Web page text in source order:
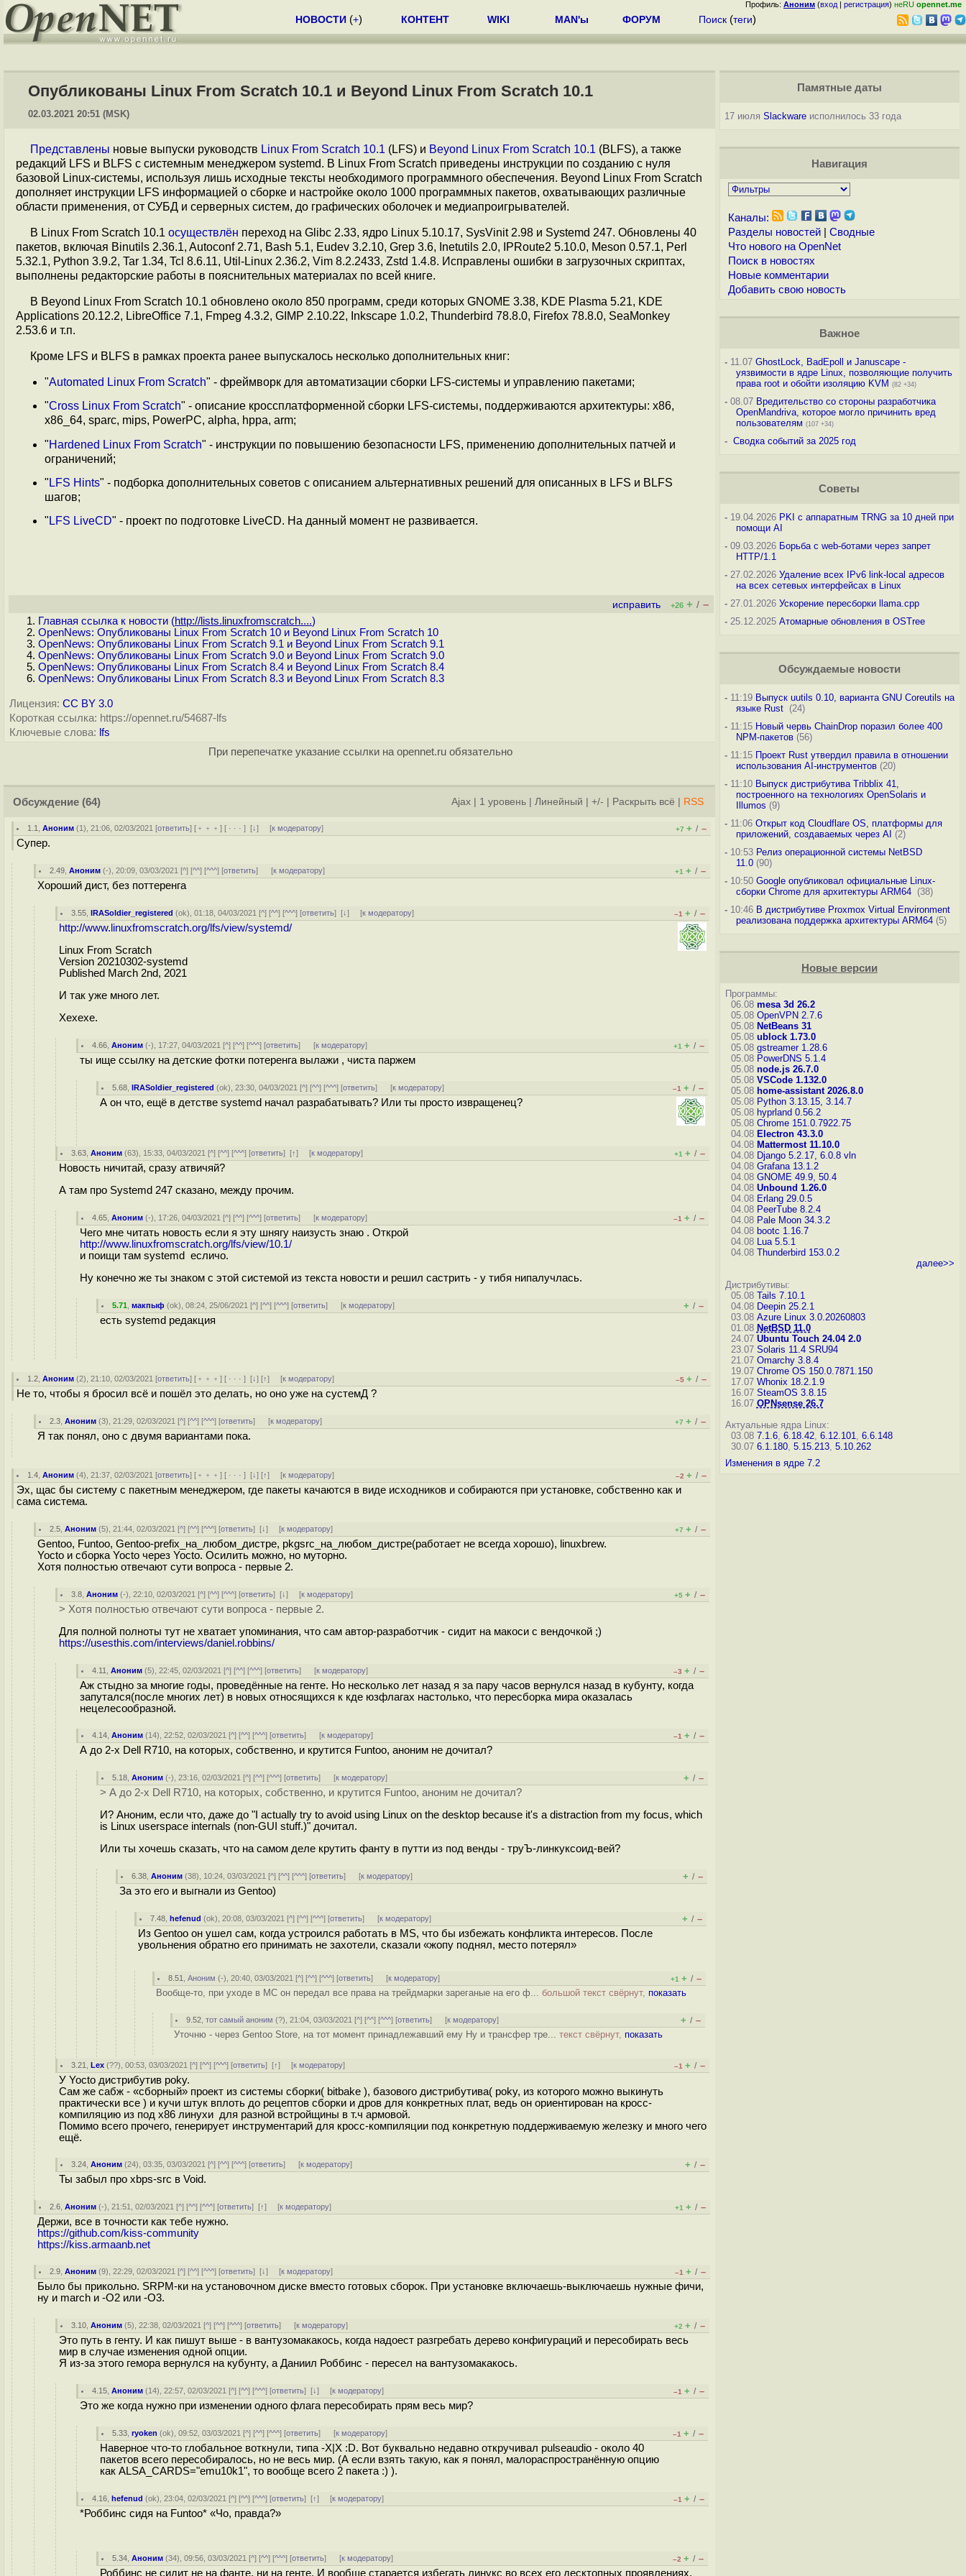
Профиль: Аноним (вход | регистрация) неRU opennet.me
НОВОСТИ (+) КОНТЕНТ WIKI MAN'ы ФОРУМ Поиск (теги)
Опубликованы Linux From Scratch 10.1 и Beyond Linux From Scratch 10.1
02.03.2021 20:51 (MSK)
Представлены новые выпуски руководств Linux From Scratch 10.1 (LFS) и Beyond Linux From Scratch 10.1 (BLFS), а также
редакций LFS и BLFS с системным менеджером systemd. В Linux From Scratch приведены инструкции по созданию с нуля
базовой Linux-системы, используя лишь исходные тексты необходимого программного обеспечения. Beyond Linux From Scratch
дополняет инструкции LFS информацией о сборке и настройке около 1000 программных пакетов, охватывающих различные
области применения, от СУБД и серверных систем, до графических оболочек и медиапроигрывателей.
В Linux From Scratch 10.1 осуществлён переход на Glibc 2.33, ядро Linux 5.10.17, SysVinit 2.98 и Systemd 247. Обновлены 40
пакетов, включая Binutils 2.36.1, Autoconf 2.71, Bash 5.1, Eudev 3.2.10, Grep 3.6, Inetutils 2.0, IPRoute2 5.10.0, Meson 0.57.1, Perl
5.32.1, Python 3.9.2, Tar 1.34, Tcl 8.6.11, Util-Linux 2.36.2, Vim 8.2.2433, Zstd 1.4.8. Исправлены ошибки в загрузочных скриптах,
выполнены редакторские работы в пояснительных материалах по всей книге.
В Beyond Linux From Scratch 10.1 обновлено около 850 программ, среди которых GNOME 3.38, KDE Plasma 5.21, KDE
Applications 20.12.2, LibreOffice 7.1, Fmpeg 4.3.2, GIMP 2.10.22, Inkscape 1.0.2, Thunderbird 78.8.0, Firefox 78.8.0, SeaMonkey
2.53.6 и т.п.
Кроме LFS и BLFS в рамках проекта ранее выпускалось несколько дополнительных книг:
"Automated Linux From Scratch" - фреймворк для автоматизации сборки LFS-системы и управлению пакетами;
"Cross Linux From Scratch" - описание кроссплатформенной сборки LFS-системы, поддерживаются архитектуры: x86,
x86_64, sparc, mips, PowerPC, alpha, hppa, arm;
"Hardened Linux From Scratch" - инструкции по повышению безопасности LFS, применению дополнительных патчей и
ограничений;
" LFS Hints" - подборка дополнительных советов с описанием альтернативных решений для описанных в LFS и BLFS
шагов;
" LFS LiveCD" - проект по подготовке LiveCD. На данный момент не развивается.
исправить +26 + / –
Главная ссылка к новости (http://lists.linuxfromscratch....)
OpenNews: Опубликованы Linux From Scratch 10 и Beyond Linux From Scratch 10
OpenNews: Опубликованы Linux From Scratch 9.1 и Beyond Linux From Scratch 9.1
OpenNews: Опубликованы Linux From Scratch 9.0 и Beyond Linux From Scratch 9.0
OpenNews: Опубликованы Linux From Scratch 8.4 и Beyond Linux From Scratch 8.4
OpenNews: Опубликованы Linux From Scratch 8.3 и Beyond Linux From Scratch 8.3
Лицензия: CC BY 3.0
Короткая ссылка: https://opennet.ru/54687-lfs
Ключевые слова: lfs
При перепечатке указание ссылки на opennet.ru обязательно
Обсуждение (64) Ajax 1 уровень Линейный +/- Раскрыть всё RSS
1.1 ,Аноним (1), 21:06, 02/03/2021 [ответить] [ ﹢﹢﹢] [ · · ·][↓] [к модератору] +7 + / –
Супер.
2.49 ,Аноним (-), 20:09, 03/03/2021 [^] [^^] [^^^] [ответить] [к модератору] +1 + / –
Хороший дист, без поттеренга
3.55 ,IRASoldier_registered (ok), 01:18, 04/03/2021 [^] [^^] [^^^] [ответить][↓] [к модератору] –1 + / –
http://www.linuxfromscratch.org/lfs/view/systemd/
Linux From Scratch
Version 20210302-systemd
Published March 2nd, 2021
И так уже много лет.
Хехехе.
4.66 ,Аноним (-), 17:27, 04/03/2021 [^] [^^] [^^^] [ответить] [к модератору] +1 + / –
ты ище ссылку на детские фотки потеренга вылажи , чиста паржем
5.68 ,IRASoldier_registered (ok), 23:30, 04/03/2021 [^] [^^] [^^^] [ответить] [к модератору] –1 + / –
А он что, ещё в детстве systemd начал разрабатывать? Или ты просто извращенец?
3.63 ,Аноним (63), 15:33, 04/03/2021 [^] [^^] [^^^] [ответить][↑] [к модератору] +1 + / –
Новость ничитай, сразу атвичяй?
А там про Systemd 247 сказано, между прочим.
4.65 ,Аноним (-), 17:26, 04/03/2021 [^] [^^] [^^^] [ответить] [к модератору] –1 + / –
Чего мне читать новость если я эту шнягу наизусть знаю . Открой
http://www.linuxfromscratch.org/lfs/view/10.1/
и поищи там systemd есличо.
Ну конечно же ты знаком с этой системой из текста новости и решил састрить - у тибя нипалучлась.
5.71 ,макпыф (ok), 08:24, 25/06/2021 [^] [^^] [^^^] [ответить] [к модератору] + / –
есть systemd редакция
1.2 ,Аноним (2), 21:10, 02/03/2021 [ответить] [ ﹢﹢﹢] [ · · ·][↓] [↑] [к модератору] –5 + / –
Не то, чтобы я бросил всё и пошёл это делать, но оно уже на сустемД ?
2.3 ,Аноним (3), 21:29, 02/03/2021 [^] [^^] [^^^] [ответить] [к модератору] +7 + / –
Я так понял, оно с двумя вариантами пока.
1.4 ,Аноним (4), 21:37, 02/03/2021 [ответить] [ ﹢﹢﹢] [ · · ·][↓] [↑] [к модератору] –2 + / –
Эх, щас бы систему с пакетным менеджером, где пакеты качаются в виде исходников и собираются при установке, собственно как и
сама система.
2.5 ,Аноним (5), 21:44, 02/03/2021 [^] [^^] [^^^] [ответить][↓] [к модератору] +7 + / –
Gentoo, Funtoo, Gentoo-prefix_на_любом_дистре, pkgsrc_на_любом_дистре(работает не всегда хорошо), linuxbrew.
Yocto и сборка Yocto через Yocto. Осилить можно, но муторно.
Хотя полностью отвечают сути вопроса - первые 2.
3.8 ,Аноним (-), 22:10, 02/03/2021 [^] [^^] [^^^] [ответить][↓] [к модератору] +5 + / –
> Хотя полностью отвечают сути вопроса - первые 2.
Для полной полноты тут не хватает упоминания, что сам автор-разработчик - сидит на макоси с вендочкой ;)
https://usesthis.com/interviews/daniel.robbins/
4.11 ,Аноним (5), 22:45, 02/03/2021 [^] [^^] [^^^] [ответить] [к модератору] –3 + / –
Аж стыдно за многие годы, проведённые на генте. Но несколько лет назад я за пару часов вернулся назад в кубунту, когда
запутался(после многих лет) в новых относящихся к кде юзфлагах настолько, что пересборка мира оказалась
нецелесообразной.
4.14 ,Аноним (14), 22:52, 02/03/2021 [^] [^^] [^^^] [ответить] [к модератору] –1 + / –
А до 2-х Dell R710, на которых, собственно, и крутится Funtoo, аноним не дочитал?
5.18 ,Аноним (-), 23:16, 02/03/2021 [^] [^^] [^^^] [ответить] [к модератору] + / –
> А до 2-х Dell R710, на которых, собственно, и крутится Funtoo, аноним не дочитал?
И? Аноним, если что, даже до "I actually try to avoid using Linux on the desktop because it's a distraction from my focus, which
is Linux userspace internals (non-GUI stuff.)" дочитал.
Или ты хочешь сказать, что на самом деле крутить фанту в путти из под венды - труЪ-линкуксоид-вей?
6.38 ,Аноним (38), 10:24, 03/03/2021 [^] [^^] [^^^] [ответить] [к модератору] + / –
За это его и выгнали из Gentoo)
7.48 ,hefenud (ok), 20:08, 03/03/2021 [^] [^^] [^^^] [ответить] [к модератору] + / –
Из Gentoo он ушел сам, когда устроился работать в MS, что бы избежать конфликта интересов. После
увольнения обратно его принимать не захотели, сказали «жопу поднял, место потерял»
8.51 ,Аноним (-), 20:40, 03/03/2021 [^] [^^] [^^^] [ответить] [к модератору] +1 + / –
Вообще-то, при уходе в МС он передал все права на трейдмарки зареганые на его ф... большой текст свёрнут, показать
9.52 ,тот самый аноним (?), 21:04, 03/03/2021 [^] [^^] [^^^] [ответить] [к модератору] + / –
Уточню - через Gentoo Store, на тот момент принадлежавший ему Ну и трансфер тре... текст свёрнут, показать
3.21 ,Lex (??), 00:53, 03/03/2021 [^] [^^] [^^^] [ответить][↑] [к модератору] –1 + / –
У Yocto дистрибутив poky.
Сам же сабж - «сборный» проект из системы сборки( bitbake ), базового дистрибутива( poky, из которого можно выкинуть
практически все ) и кучи штук вплоть до рецептов сборки и дров для конкретных плат, ведь он ориентирован на кросс-
компиляцию из под х86 линухи для разной встройщины в т.ч армовой.
Помимо всего прочего, генерирует инструментарий для кросс-компиляции под конкретную поддерживаемую железку и много чего
ещё.
3.24 ,Аноним (24), 03:35, 03/03/2021 [^] [^^] [^^^] [ответить] [к модератору] + / –
Ты забыл про xbps-src в Void.
2.6 ,Аноним (-), 21:51, 02/03/2021 [^] [^^] [^^^] [ответить][↑] [к модератору] +1 + / –
Держи, все в точности как тебе нужно.
https://github.com/kiss-community
https://kiss.armaanb.net
2.9 ,Аноним (9), 22:29, 02/03/2021 [^] [^^] [^^^] [ответить][↓] [к модератору] –1 + / –
Было бы прикольно. SRPM-ки на установочном диске вместо готовых сборок. При установке включаешь-выключаешь нужные фичи,
ну и march и -O2 или -O3.
3.10 ,Аноним (5), 22:38, 02/03/2021 [^] [^^] [^^^] [ответить] [к модератору] +2 + / –
Это путь в генту. И как пишут выше - в вантузомакакось, когда надоест разгребать дерево конфигураций и пересобирать весь
мир в случае изменения одной опции.
Я из-за этого гемора вернулся на кубунту, а Даниил Роббинс - пересел на вантузомакакось.
4.15 ,Аноним (14), 22:57, 02/03/2021 [^] [^^] [^^^] [ответить][↓] [к модератору] –1 + / –
Это же когда нужно при изменении одного флага пересобирать прям весь мир?
5.33 ,ryoken (ok), 09:52, 03/03/2021 [^] [^^] [^^^] [ответить] [к модератору] –1 + / –
Наверное что-то глобальное воткнули, типа -X|X :D. Вот буквально недавно откручивал pulseaudio - около 40
пакетов всего пересобиралось, но не весь мир. (А если взять такую, как я понял, малораспространённую опцию
как ALSA_CARDS="emu10k1", то вообще всего 2 пакета :) ).
4.16 ,hefenud (ok), 23:04, 02/03/2021 [^] [^^] [^^^] [ответить][↑] [к модератору] –1 + / –
*Роббинс сидя на Funtoo* «Чо, правда?»
5.34 ,Аноним (34), 09:56, 03/03/2021 [^] [^^] [^^^] [ответить] [к модератору] –2 + / –
Роббинс не сидит не на фанте, ни на генте. И вообще старается избегать линукс во всех его десктопных проявлениях.
Памятные даты
17 июля Slackwareисполнилось 33 года
Навигация
Каналы:
Разделы новостей| Сводные
Что нового на OpenNet
Поиск в новостях
Новые комментарии
Добавить свою новость
Важное
-11.07 GhostLock, BadEpoll и Januscape -
уязвимости в ядре Linux, позволяющие получить
права root и обойти изоляцию KVM (82 +34)
-08.07 Вредительство со стороны разработчика
OpenMandriva, которое могло причинить вред
пользователям (107 +34)
- Сводка событий за 2025 год
Советы
-19.04.2026 PKI с аппаратным TRNG за 10 дней при
помощи AI
-09.03.2026 Борьба с web-ботами через запрет
HTTP/1.1
-27.02.2026 Удаление всех IPv6 link-local адресов
на всех сетевых интерфейсах в Linux
-27.01.2026 Ускорение пересборки llama.cpp
-25.12.2025 Атомарные обновления в OSTree
Обсуждаемые новости
-11:19 Выпуск uutils 0.10, варианта GNU Coreutils на
языке Rust (24)
-11:15 Новый червь ChainDrop поразил более 400
NPM-пакетов(56)
-11:15 Проект Rust утвердил правила в отношении
использования AI-инструментов(20)
-11:10 Выпуск дистрибутива Tribblix 41,
построенного на технологиях OpenSolaris и
Illumos (9)
-11:06 Открыт код Cloudflare OS, платформы для
приложений, создаваемых через AI (2)
-10:53 Релиз операционной системы NetBSD
11.0(90)
-10:50 Google опубликовал официальные Linux-
сборки Chrome для архитектуры ARM64 (38)
-10:46 В дистрибутиве Proxmox Virtual Environment
реализована поддержка архитектуры ARM64(5)
Новые версии
Программы:
06.08 mesa 3d 26.2
05.08 OpenVPN 2.7.6
05.08 NetBeans 31
05.08 ublock 1.73.0
05.08 gstreamer 1.28.6
05.08 PowerDNS 5.1.4
05.08 node.js 26.7.0
05.08 VSCode 1.132.0
05.08 home-assistant 2026.8.0
05.08 Python 3.13.15, 3.14.7
05.08 hyprland 0.56.2
05.08 Chrome 151.0.7922.75
04.08 Electron 43.3.0
04.08 Mattermost 11.10.0
04.08 Django 5.2.17, 6.0.8 vln
04.08 Grafana 13.1.2
04.08 GNOME 49.9, 50.4
04.08 Unbound 1.26.0
04.08 Erlang 29.0.5
04.08 PeerTube 8.2.4
04.08 Pale Moon 34.3.2
04.08 bootc 1.16.7
04.08 Lua 5.5.1
04.08 Thunderbird 153.0.2
далее>>
Дистрибутивы:
05.08 Tails 7.10.1
04.08 Deepin 25.2.1
03.08 Azure Linux 3.0.20260803
01.08 NetBSD 11.0
24.07 Ubuntu Touch 24.04 2.0
23.07 Solaris 11.4 SRU94
21.07 Omarchy 3.8.4
19.07 Chrome OS 150.0.7871.150
17.07 Whonix 18.2.1.9
16.07 SteamOS 3.8.15
16.07 OPNsense 26.7
Актуальные ядра Linux:
03.08 7.1.6, 6.18.42, 6.12.101, 6.6.148
30.07 6.1.180, 5.15.213, 5.10.262
Изменения в ядре 7.2